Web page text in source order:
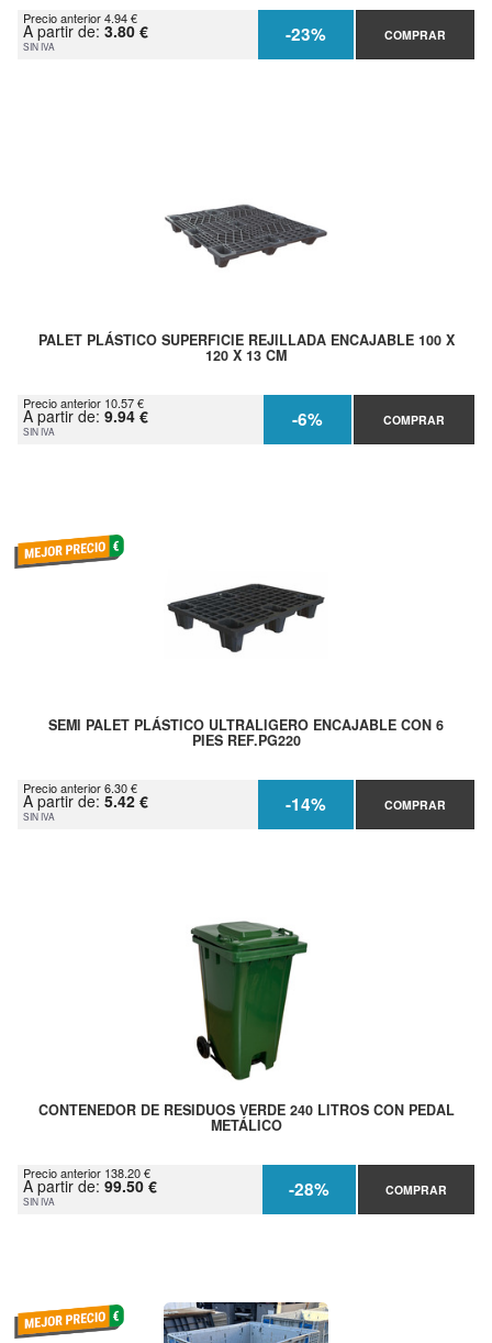
Precio anterior 4.94 €
A partir de: 3.80 €
SIN IVA -23% COMPRAR
PALET PLÁSTICO SUPERFICIE REJILLADA ENCAJABLE 100 X
120 X 13 CM
Precio anterior 10.57 €
A partir de: 9.94 €
SIN IVA -6% COMPRAR
SEMI PALET PLÁSTICO ULTRALIGERO ENCAJABLE CON 6
PIES REF.PG220
Precio anterior 6.30 €
A partir de: 5.42 €
SIN IVA -14% COMPRAR
CONTENEDOR DE RESIDUOS VERDE 240 LITROS CON PEDAL
METÁLICO
Precio anterior 138.20 €
A partir de: 99.50 €
SIN IVA -28% COMPRAR